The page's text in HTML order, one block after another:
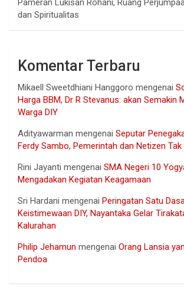
Pameran Lukisan Rohani, Ruang
dan Spiritualitas
Komentar Terbaru
Mikaell Sweetdhiani Hanggoro mengenai
Harga BBM, Dr R Stevanus: akan Semakin
Warga DIY
Adityawarman mengenai Seputar
Ferdy Sambo, Pemerintah dan Netizen Tak
Rini Jayanti mengenai SMA Negeri 10
Mengadakan Kegiatan Keagamaan
Sri Hardani mengenai Peringatan Satu
Keistimewaan DIY, Nayantaka Gelar
Kalurahan
Philip Jehamun mengenai Orang Lansia
Pendoa